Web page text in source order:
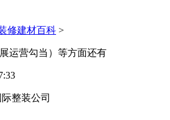
修建材百科 >
运营勾当）等方面还有
整装公司